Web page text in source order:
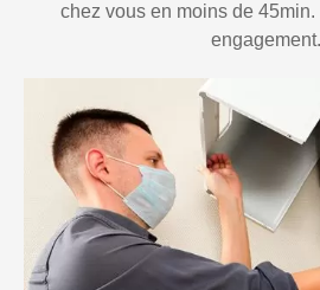
chez vous en moins de
engagement.